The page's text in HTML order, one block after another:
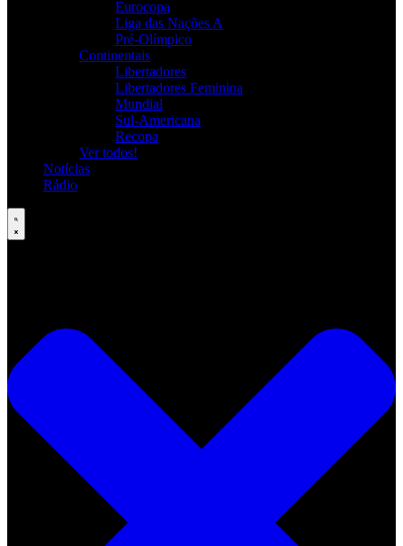
Eurocopa
Liga das Nações A
Pré-Olímpico
Continentais
Libertadores
Libertadores Feminina
Mundial
Sul-Americana
Recopa
Ver todos!
Notícias
Rádio